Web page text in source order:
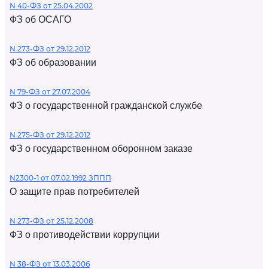
N 40-ФЗ от 25.04.2002
ФЗ об ОСАГО
N 273-ФЗ от 29.12.2012
ФЗ об образовании
N 79-ФЗ от 27.07.2004
ФЗ о государственной гражданской службе
N 275-ФЗ от 29.12.2012
ФЗ о государственном оборонном заказе
N2300-1 от 07.02.1992 ЗППП
О защите прав потребителей
N 273-ФЗ от 25.12.2008
ФЗ о противодействии коррупции
N 38-ФЗ от 13.03.2006